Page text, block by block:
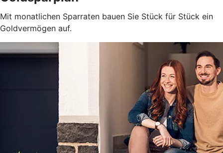
Mit monatlichen Sparraten bauen Sie Stück für Stück ein
Goldvermögen auf.